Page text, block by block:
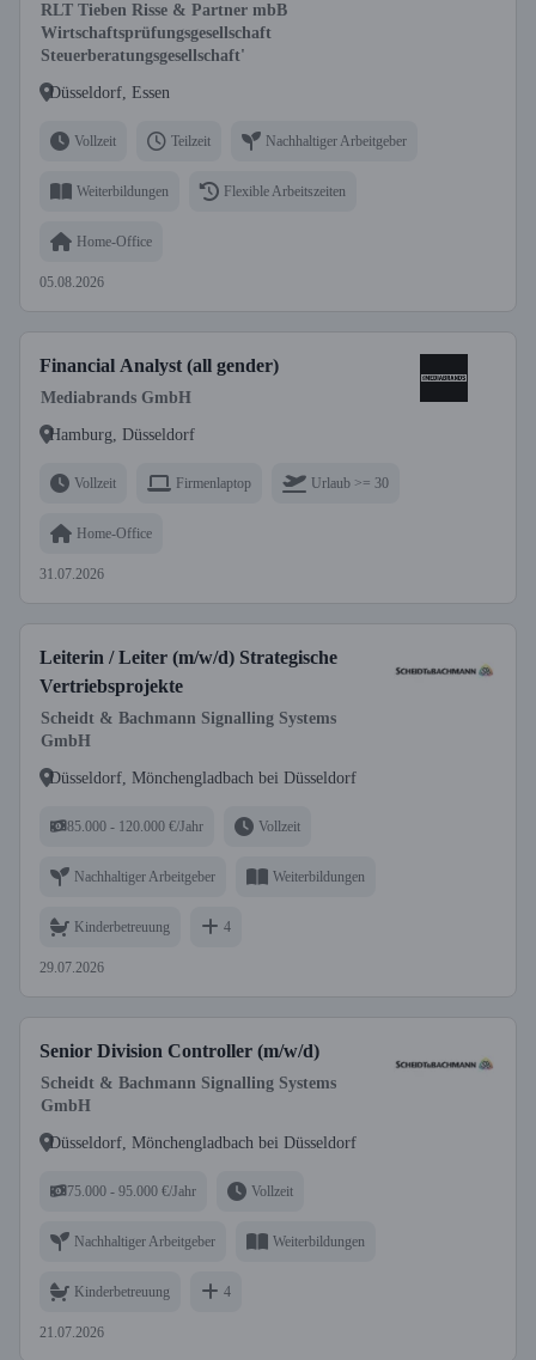
RLT Tieben Risse & Partner mbB
Wirtschaftsprüfungsgesellschaft
Steuerberatungsgesellschaft'
Düsseldorf, Essen
Vollzeit Teilzeit Nachhaltiger Arbeitgeber
Weiterbildungen Flexible Arbeitszeiten
Home-Office
05.08.2026
Financial Analyst (all gender)
Mediabrands GmbH
Hamburg, Düsseldorf
Vollzeit Firmenlaptop Urlaub >= 30
Home-Office
31.07.2026
Leiterin / Leiter (m/w/d) Strategische
Vertriebsprojekte
Scheidt & Bachmann Signalling Systems
GmbH
Düsseldorf, Mönchengladbach bei Düsseldorf
85.000 - 120.000 €/Jahr Vollzeit
Nachhaltiger Arbeitgeber Weiterbildungen
Kinderbetreuung 4
29.07.2026
Senior Division Controller (m/w/d)
Scheidt & Bachmann Signalling Systems
GmbH
Düsseldorf, Mönchengladbach bei Düsseldorf
75.000 - 95.000 €/Jahr Vollzeit
Nachhaltiger Arbeitgeber Weiterbildungen
Kinderbetreuung 4
21.07.2026